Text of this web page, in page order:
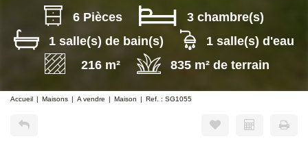
6 Pièces
3 chambre(s)
1 salle(s) de bain(s)
1 salle(s) d'eau
216 m²
835 m² de terrain
Accueil Maisons A vendre Maison Ref. : SG1055